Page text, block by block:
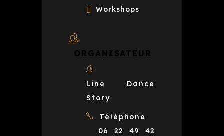
Workshops
ORGANISATEUR
Line Dance
Story
Téléphone
06 22 49 42